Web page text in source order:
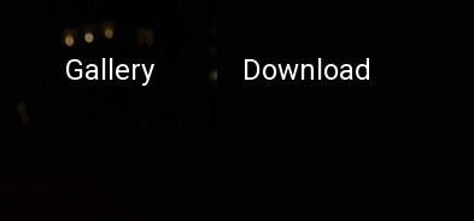
Gallery Download